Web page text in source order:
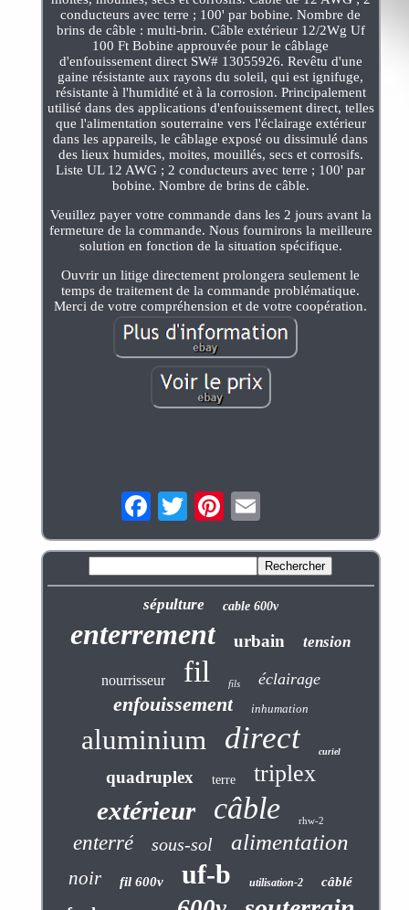
conducteurs avec terre ; 100' par bobine. Nombre de
brins de câble : multi-brin. Câble extérieur 12/2Wg Uf
100 Ft Bobine approuvée pour le câblage
d'enfouissement direct SW# 13055926. Revêtu d'une
gaine résistante aux rayons du soleil, qui est ignifuge,
résistante à l'humidité et à la corrosion. Principalement
utilisé dans des applications d'enfouissement direct, telles
que l'alimentation souterraine vers l'éclairage extérieur
dans les appareils, le câblage exposé ou dissimulé dans
des lieux humides, moites, mouillés, secs et corrosifs.
Liste UL 12 AWG ; 2 conducteurs avec terre ; 100' par
bobine. Nombre de brins de câble.
Veuillez payer votre commande dans les 2 jours avant la
fermeture de la commande. Nous fournirons la meilleure
solution en fonction de la situation spécifique.
Ouvrir un litige directement prolongera seulement le
temps de traitement de la commande problématique.
Merci de votre compréhension et de votre coopération.
sépulture cable 600v
enterrement urbain tension
nourrisseur fil fils éclairage
enfouissement inhumation
aluminium direct curiel
quadruplex terre triplex
extérieur câble rhw-2
enterré sous-sol alimentation
noir fil 600v uf-b utilisation-2 câblé